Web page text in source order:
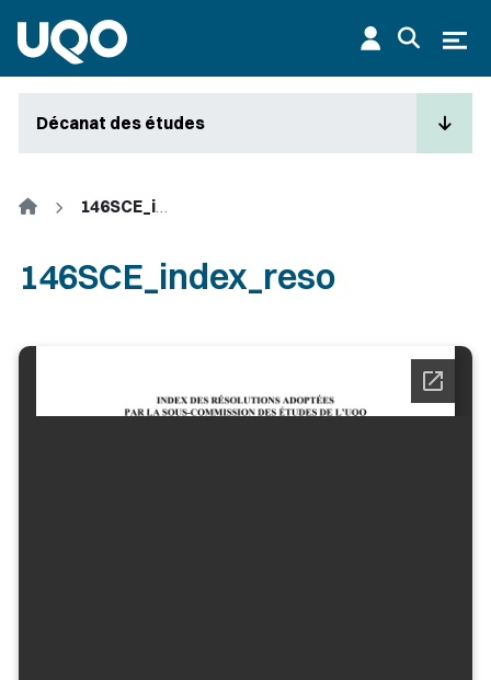
Décanat des études
Accueil 146SCE_index_reso
146SCE_index_reso